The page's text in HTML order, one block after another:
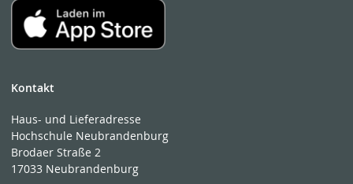
Kontakt
Haus- und Lieferadresse
Hochschule Neubrandenburg
Brodaer Straße 2
17033 Neubrandenburg